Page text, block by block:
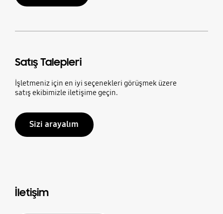
Satış Talepleri
İşletmeniz için en iyi seçenekleri görüşmek üzere
satış ekibimizle iletişime geçin.
Sizi arayalım
İletişim